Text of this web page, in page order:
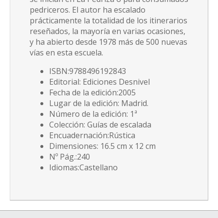
pedriceros. El autor ha escalado
prácticamente la totalidad de los itinerarios
reseñados, la mayoría en varias ocasiones,
y ha abierto desde 1978 más de 500 nuevas
vías en esta escuela.
ISBN:9788496192843
Editorial: Ediciones Desnivel
Fecha de la edición:2005
Lugar de la edición: Madrid.
Número de la edición: 1ª
Colección: Guías de escalada
Encuadernación:Rústica
Dimensiones: 16.5 cm x 12 cm
Nº Pág.:240
Idiomas:Castellano